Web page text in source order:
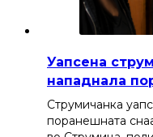
Уапсена
нападнала
Струмичанка
поранешната